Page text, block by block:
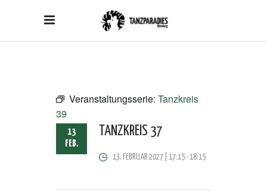
Veranstaltungsserie: Tanzkreis
39
13
FEB.
TANZKREIS 37
13. FEBRUAR 2027 | 17:15-18:15